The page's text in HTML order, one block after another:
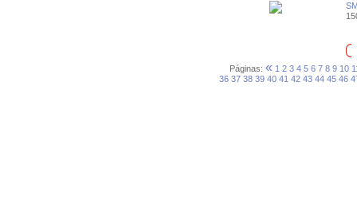
Páginas: « 1 2 3 4 5 6 7 8 9 10
36 37 38 39 40 41 42 43 44 45 46